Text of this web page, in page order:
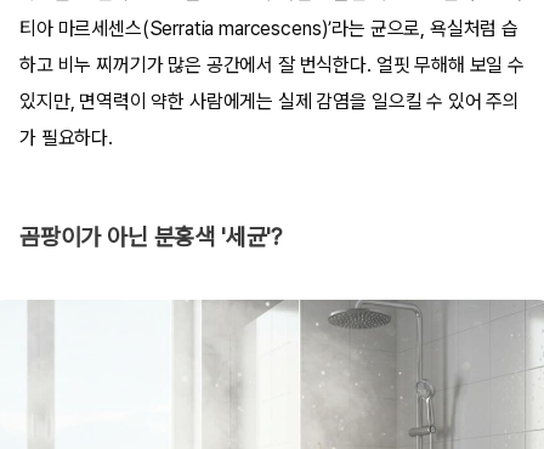
티아 마르세센스(Serratia marcescens)’라는 균으로, 욕실처럼 습
하고 비누 찌꺼기가 많은 공간에서 잘 번식한다. 얼핏 무해해 보일 수
있지만, 면역력이 약한 사람에게는 실제 감염을 일으킬 수 있어 주의
가 필요하다.
곰팡이가 아닌 분홍색 '세균'?